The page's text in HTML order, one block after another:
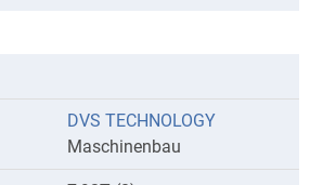
DVS TECHNOLOGY
Maschinenbau